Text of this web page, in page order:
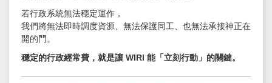
若行政系統無法穩定運作，
我們將無法即時調度資源、無法保護同工、也無法承接神正在
開的門。
穩定的行政經常費，就是讓 WIRI 能「立刻行動」的關鍵。